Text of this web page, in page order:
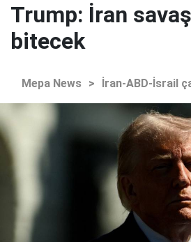
Trump: İran
bitecek
Mepa News > İran-ABD-İsrail